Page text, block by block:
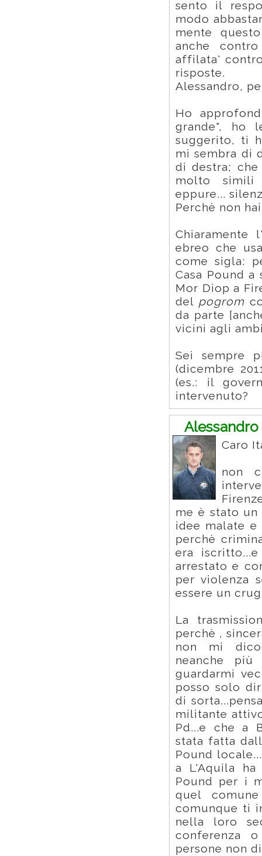
sento il
modo
mente
anche
affilata'
risposte.
Alessandro,
Ho
grande", ho
suggerito, ti
mi sembra di
di destra;
molto simili
eppure...
Perchè non
Chiaramente
ebreo che
come sigla:
Casa Pound
Mor Diop a
del pogrom
da parte
vicini agli
Sei sempre
(dicembre
(es.: il
intervenuto?
Caro
non
me è stato un
idee malate
perchè
era
arrestato e
per violenza
essere un
La
perchè ,
non mi
neanche
guardarmi
posso solo
di
militante
Pd...e che a
stata fatta
Pound
a L'Aquila ha
Pound per i
quel
comunque ti
nella loro
conferenza
persone non